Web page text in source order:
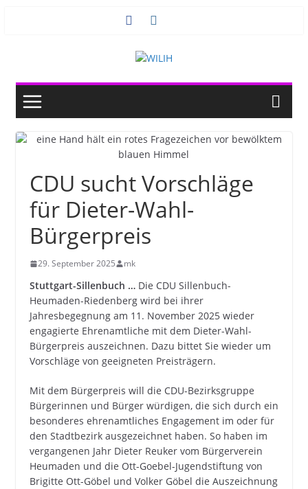
CDU sucht Vorschläge
für Dieter-Wahl-
Bürgerpreis
29. September 2025 mk
Stuttgart-Sillenbuch …Die CDU Sillenbuch-
Heumaden-Riedenberg wird bei ihrer
Jahresbegegnung am 11. November 2025 wieder
engagierte Ehrenamtliche mit dem Dieter-Wahl-
Bürgerpreis auszeichnen. Dazu bittet Sie wieder um
Vorschläge von geeigneten Preisträgern.
Mit dem Bürgerpreis will die CDU-Bezirksgruppe
Bürgerinnen und Bürger würdigen, die sich durch ein
besonderes ehrenamtliches Engagement im oder für
den Stadtbezirk ausgezeichnet haben. So haben im
vergangenen Jahr Dieter Reuker vom Bürgerverein
Heumaden und die Ott-Goebel-Jugendstiftung von
Brigitte Ott-Göbel und Volker Göbel die Auszeichnung